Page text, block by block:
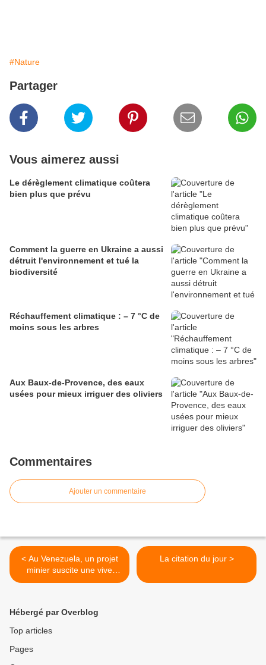
#Nature
Partager
Vous aimerez aussi
Le dérèglement climatique coûtera
bien plus que prévu
Comment la guerre en Ukraine a aussi
détruit l'environnement et tué la
biodiversité
Réchauffement climatique : – 7 °C de
moins sous les arbres
Aux Baux-de-Provence, des eaux
usées pour mieux irriguer des oliviers
Commentaires
Ajouter un commentaire
< Au Venezuela, un projet
minier suscite une vive
inquiétude parmi les Indiens
La citation du jour >
Hébergé par Overblog
Top articles
Pages